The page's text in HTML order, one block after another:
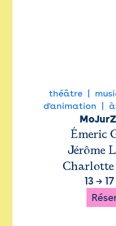
théâtre
d'animation
Émeric
Jérôme
13→